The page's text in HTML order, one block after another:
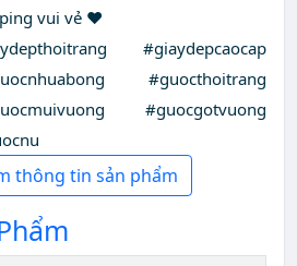
vui vẻ ❤️
#giaydepcaocap
#guocthoitrang
#guocgotvuong
thông tin sản phẩm